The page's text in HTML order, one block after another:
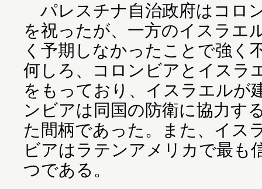
パレスチナ自治政府はコロ
を祝ったが、一方のイスラエ
く予期しなかったことで強く
何しろ、コロンビアとイスラ
をもっており、イスラエルが
ンビアは同国の防衛に協力す
た間柄であった。また、イス
ビアはラテンアメリカで最も
つである。